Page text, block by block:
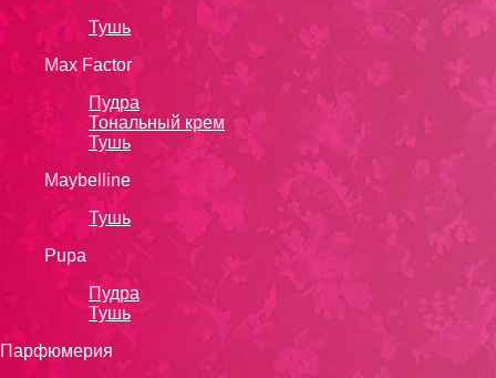
Тушь
Max Factor
Пудра
Тональный крем
Тушь
Maybelline
Тушь
Pupa
Пудра
Тушь
Парфюмерия